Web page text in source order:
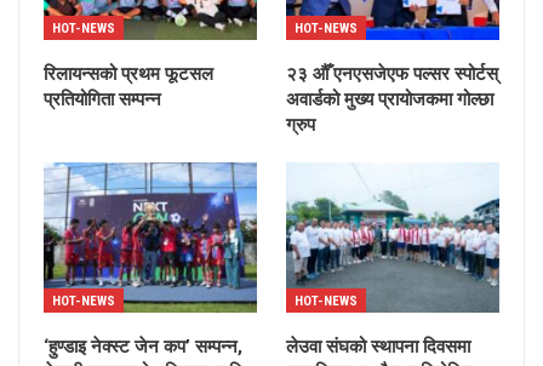
HOT-NEWS
रिलायन्सको प्रथम फूटसल
प्रतियोगिता सम्पन्न
HOT-NEWS
२३ औँ एनएसजेएफ पल्सर स्पोर्टस्
अवार्डको मुख्य प्रायोजकमा गोल्छा
ग्रुप
HOT-NEWS
‘हुण्डाइ नेक्स्ट जेन कप’ सम्पन्न,
HOT-NEWS
लेउवा संघको स्थापना दिवसमा